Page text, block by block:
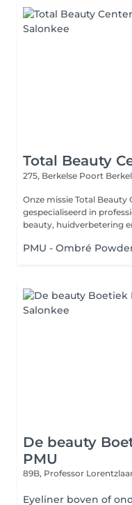
Total Beauty
275, Berkelse Poort
Onze missie Total Beauty Center in Berkel en Rodenrijs is
gespecialiseerd in
beauty, huidverbetering
PMU - Ombré
De beauty
PMU
89B, Professor
Eyeliner boven of